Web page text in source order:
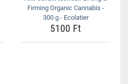
Firming Organic Cannabis -
300 g - Ecolatier
5100 Ft